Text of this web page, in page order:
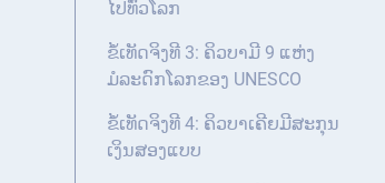
ໄປທົ່ວໂລກ
ຂໍ້ເທັດຈິງທີ 3: ຄິວບາມີ 9 ແຫ່ງ
ມໍລະດົກໂລກຂອງ UNESCO
ຂໍ້ເທັດຈິງທີ 4: ຄິວບາເຄີຍມີສະກຸນ
ເງິນສອງແບບ